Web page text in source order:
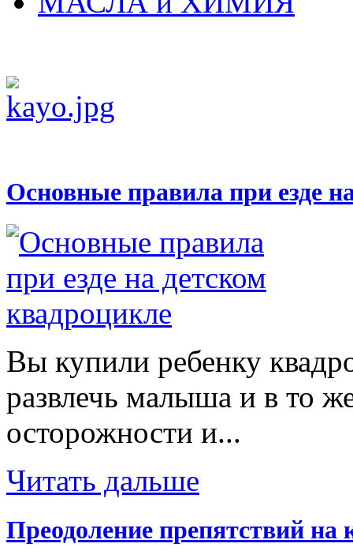
Основные правила при езде
Вы купили ребенку
развлечь малыша и в то
осторожности и...
Читать дальше
Преодоление препятствий на